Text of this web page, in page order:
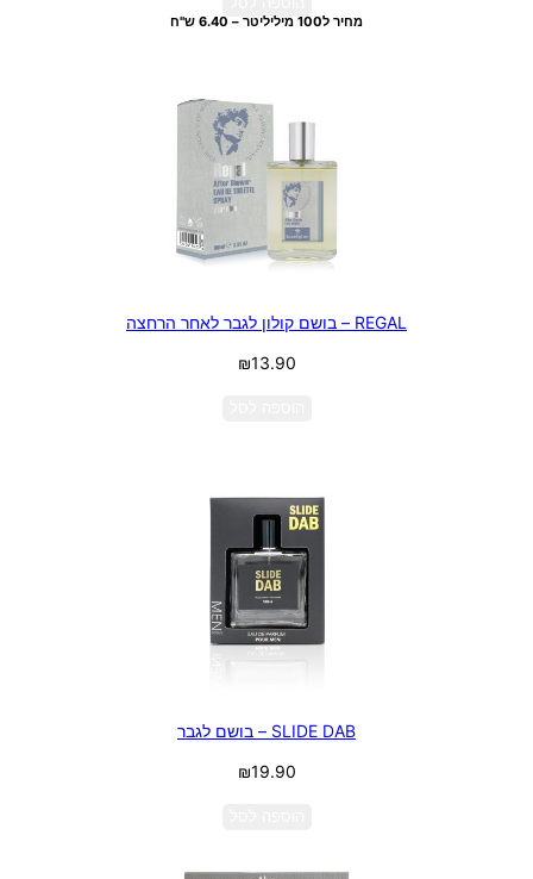
מחיר ל100 מיליליטר – 6.40 ש"ח
REGAL – בושם קולון לגבר לאחר הרחצה
₪13.90
SLIDE DAB – בושם לגבר
₪19.90